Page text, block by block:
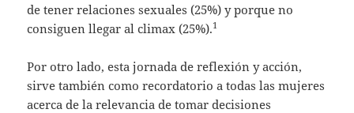
de tener relaciones sexuales (25%) y porque no
consiguen llegar al climax (25%).1
Por otro lado, esta jornada de reflexión y acción,
sirve también como recordatorio a todas las mujeres
acerca de la relevancia de tomar decisiones